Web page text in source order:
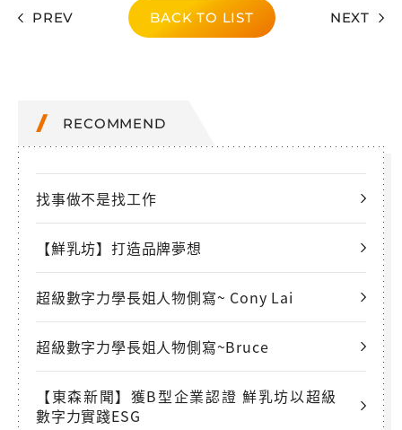
PREV BACK TO LIST NEXT
RECOMMEND
找事做不是找工作
【鮮乳坊】打造品牌夢想
超級數字力學長姐人物側寫~ Cony Lai
超級數字力學長姐人物側寫~Bruce
【東森新聞】獲B型企業認證 鮮乳坊以超級
數字力實踐ESG